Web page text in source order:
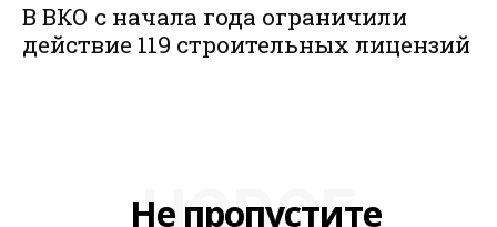
В ВКО с начала года ограничили
действие 119 строительных лицензий
Не пропустите